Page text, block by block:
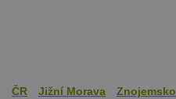
ČR Jižní Morava Znojemsko